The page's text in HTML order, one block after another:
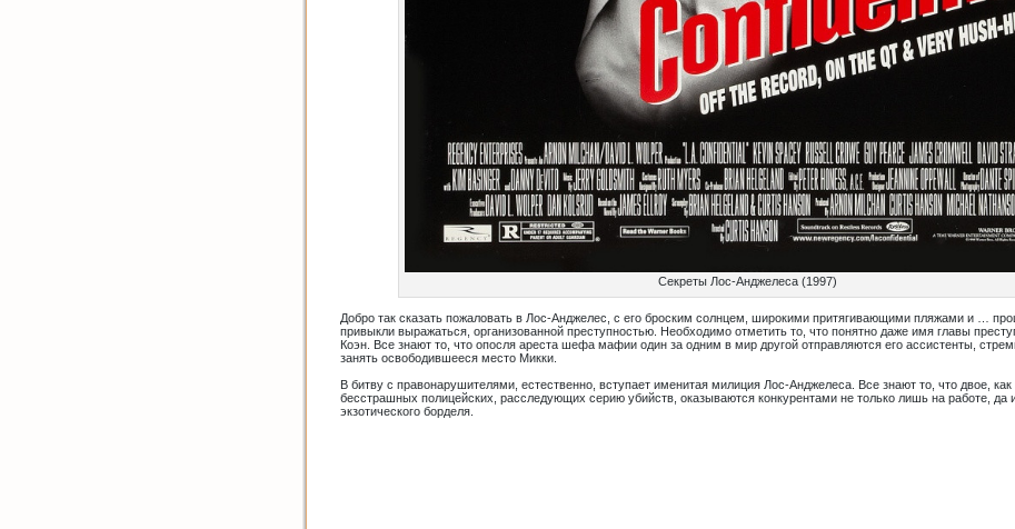
Секреты Лос-Анджелеса (1997)
Добро так сказать пожаловать в Лос-Анджелес, с его броским солнцем, широкими притягивающими пляжами и …
привыкли выражаться, организованной преступностью. Необходимо отметить то, что понятно даже имя главы
Коэн. Все знают то, что опосля ареста шефа мафии один за одним в мир другой отправляются его ассистенты,
занять освободившееся место Микки.
В битву с правонарушителями, естественно, вступает именитая милиция Лос-Анджелеса. Все знают то, что двое,
бесстрашных полицейских, расследующих серию убийств, оказываются конкурентами не только лишь на работе, да
экзотического борделя.